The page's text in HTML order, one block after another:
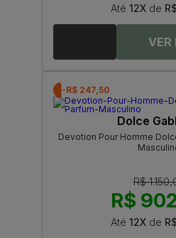
Até 12Xde
-R$ 247,50
Dolce
Devotion Pour Homme
R$
R$
Até 12Xde